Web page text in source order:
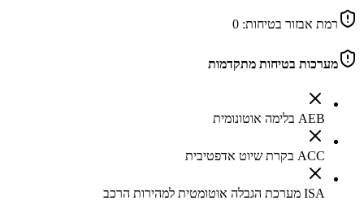
רמת אבזור בטיחות: 0
מערכות בטיחות מתקדמות
AEB בלימה אוטונומית
ACC בקרת שיוט אדפטיבית
ISA מערכת הגבלה אוטומטית למהירות הרכב